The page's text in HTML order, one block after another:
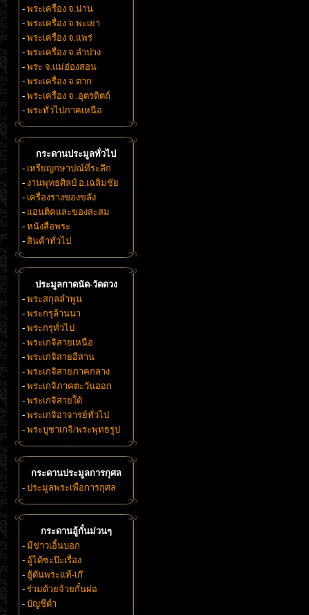
- พระเครื่อง จ.น่าน
- พระเครื่อง จ.พะเยา
- พระเครื่อง จ.แพร่
- พระเครื่อง จ.ลำปาง
- พระ จ.แม่ฮ่องสอน
- พระเครื่อง จ.ตาก
- พระเครื่อง จ .อุตรดิตถ์
- พระทั่วไปภาคเหนือ
กระดานประมูลทั่วไป
- เหรียญกษาปณ์ที่ระลึก
- งานพุทธศิลป์ อ.เฉลิมชัย
- เครื่องรางของขลัง
- แอนติคและของสะสม
- หนังสือพระ
- สินค้าทั่วไป
ประมูลกาดนัด-วัดดวง
- พระสกุลลำพูน
- พระกรุล้านนา
- พระกรุทั่วไป
- พระเกจิสายเหนือ
- พระเกจิสายอีสาน
- พระเกจิสายภาคกลาง
- พระเกจิภาคตะวันออก
- พระเกจิสายใต้
- พระเกจิอาจารย์ทั่วไป
- พระบูชาเกจิ/พระพุทธรูป
กระดานประมูลการกุศล
- ประมูลพระเพื่อการกุศล
กระดานอู้กั๋นม่วนๆ
- มีข่าวเอิ้นบอก
- อู้ได้ซะป๊ะเรื่อง
- ฮู้ตันพระแท้-เก๊
- ร่วมด้วยจ้วยกั๋นผ่อ
- บัญชีดำ